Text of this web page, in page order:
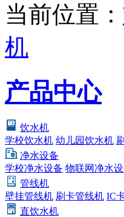
当前位置：
机
产品中心
饮水机
学校饮水机 幼儿园饮水机
净水设备
学校净水设备 物联网净水
管线机
壁挂管线机 刷卡管线机 IC
直饮水机